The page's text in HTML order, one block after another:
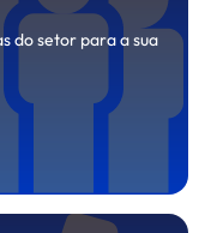
do setor para a sua